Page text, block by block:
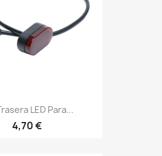
LED Para...
4,70 €